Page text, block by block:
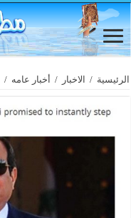
الرئيسية / الاخبار / أخبار عامه /